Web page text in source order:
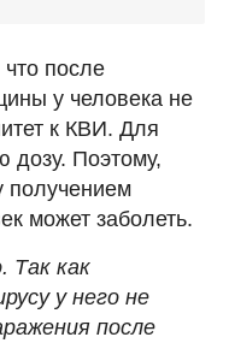
после
у человека не
к КВИ. Для
дозу. Поэтому,
получением
может заболеть.
Так как
у него не
после